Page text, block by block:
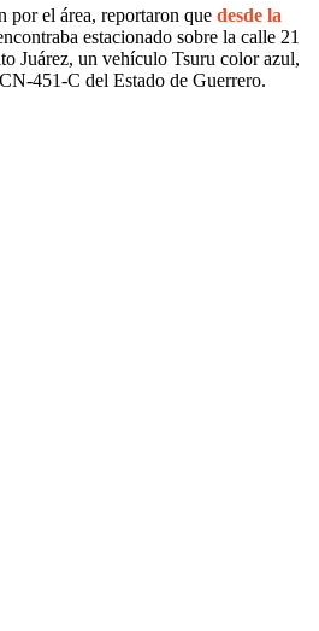
por el área, reportaron que desde la
estacionado sobre la calle 21
Juárez, un vehículo Tsuru color azul,
451-C del Estado de Guerrero.